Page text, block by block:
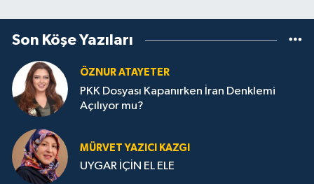
Son Köşe Yazıları
ÖZNUR ATAYETER
PKK Dosyası Kapanırken İran Denklemi
Açılıyor mu?
MÜRVET YAZICI KAZGI
UYGAR İÇİN EL ELE